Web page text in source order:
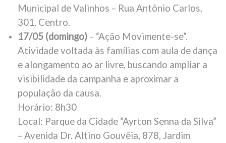
Municipal de Valinhos – Rua Antônio Carlos,
301, Centro.
17/05 (domingo) – “Ação Movimente-se”.
Atividade voltada às famílias com aula de dança
e alongamento ao ar livre, buscando ampliar a
visibilidade da campanha e aproximar a
população da causa.
Horário: 8h30
Local: Parque da Cidade “Ayrton Senna da Silva”
– Avenida Dr. Altino Gouvêia, 878, Jardim